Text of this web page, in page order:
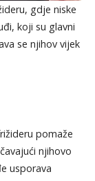
gdje niske
koji su glavni
se njihov vijek
pomaže
njihovo
usporava